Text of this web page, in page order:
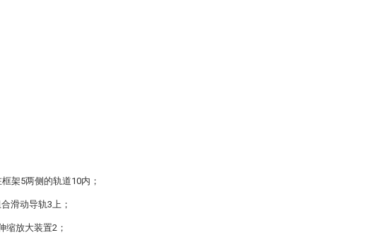
架5两侧的轨道10内；
滑动导轨3上；
缩放大装置2；